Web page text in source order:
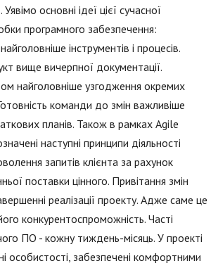
основні ідеї цієї сучасної
програмного забезпечення:
інструментів і процесів.
вище вичерпної документації.
найголовніше узгодження окремих
команди до змін важливіше
планів. Також в рамках Agile
наступні принципи діяльності
запитів клієнта за рахунок
поставки цінного. Привітання змін
реалізації проекту. Адже саме це
конкурентоспроможність. Часті
ПО - кожну тиждень-місяць. У проекті
особистості, забезпечені комфортними